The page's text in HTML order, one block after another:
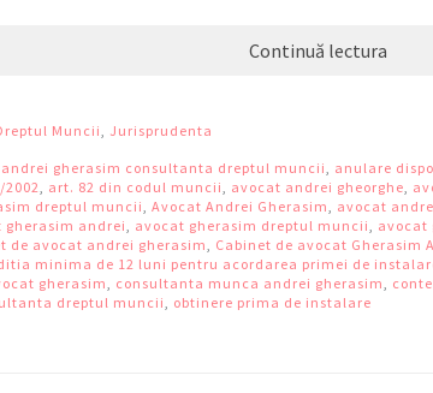
Continuă lectura
Muncii, Jurisprudenta
andrei gherasim consultanta dreptul muncii, anulare
2002, art. 82 din codul muncii, avocat andrei gheorghe,
dreptul muncii, Avocat Andrei Gherasim, avocat
gherasim andrei, avocat gherasim dreptul muncii, avocat
de avocat andrei gherasim, Cabinet de avocat Gherasim
minima de 12 luni pentru acordarea primei de
gherasim, consultanta munca andrei gherasim,
dreptul muncii, obtinere prima de instalare